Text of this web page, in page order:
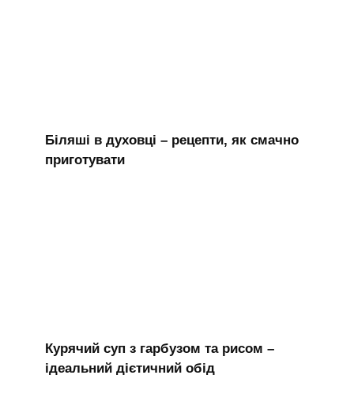
Біляші в духовці – рецепти, як смачно
приготувати
Курячий суп з гарбузом та рисом –
ідеальний дієтичний обід